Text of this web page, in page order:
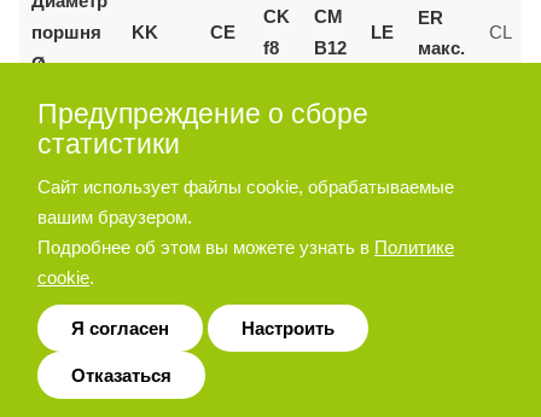
поршня
Ø
KK CE
CK
f8
CM
B12
LE
ER
макс.
CL
125 M27x2 110 30 30
M36x2 144 35 35 72 53
Позиционер штока
Предупреждение о сборе
статистики
Сайт использует файлы cookie, обрабатываемые
вашим браузером.
Подробнее об этом вы можете узнать в Политике
cookie.
Я согласен Настроить
Отказаться